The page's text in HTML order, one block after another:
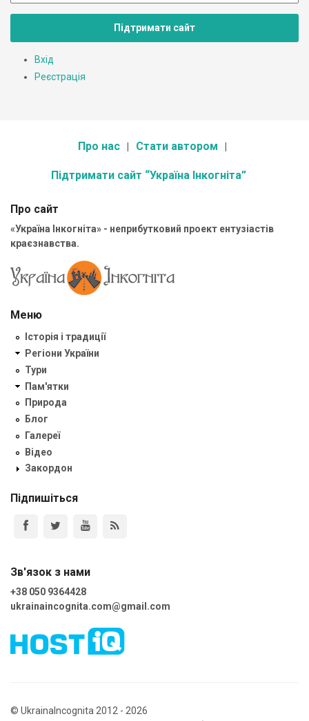
Підтримати сайт
Вхід
Реєстрація
Про нас Стати автором
Підтримати сайт “Україна Інкогніта”
Про сайт
«Україна Інкогніта» - неприбутковий проект ентузіастів
краєзнавства.
Меню
Історія і традиції
Регіони України
Тури
Пам'ятки
Природа
Блог
Галереї
Відео
Закордон
Підпишіться
Зв'язок з нами
+38 050 9364428
ukrainaincognita.com@gmail.com
© UkrainaIncognita 2012 - 2026